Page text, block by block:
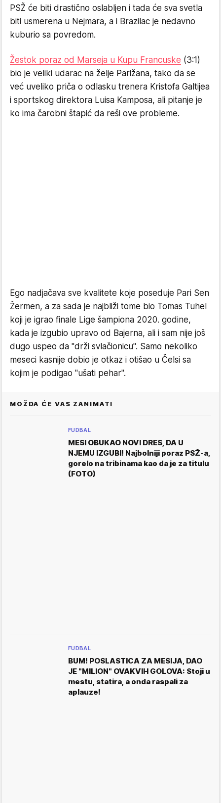
PSŽ će biti drastično oslabljen i tada će sva svetla
biti usmerena u Nejmara, a i Brazilac je nedavno
kuburio sa povredom.
Žestok poraz od Marseja u Kupu Francuske (3:1)
bio je veliki udarac na želje Parižana, tako da se
već uveliko priča o odlasku trenera Kristofa Galtijea
i sportskog direktora Luisa Kamposa, ali pitanje je
ko ima čarobni štapić da reši ove probleme.
Ego nadjačava sve kvalitete koje poseduje Pari Sen
Žermen, a za sada je najbliži tome bio Tomas Tuhel
koji je igrao finale Lige šampiona 2020. godine,
kada je izgubio upravo od Bajerna, ali i sam nije još
dugo uspeo da "drži svlačionicu". Samo nekoliko
meseci kasnije dobio je otkaz i otišao u Čelsi sa
kojim je podigao "ušati pehar".
MOŽDA ĆE VAS ZANIMATI
FUDBAL
MESI OBUKAO NOVI DRES, DA U
NJEMU IZGUBI! Najbolniji poraz PSŽ-a,
gorelo na tribinama kao da je za titulu
(FOTO)
FUDBAL
BUM! POSLASTICA ZA MESIJA, DAO
JE "MILION" OVAKVIH GOLOVA: Stoji u
mestu, statira, a onda raspali za
aplauze!